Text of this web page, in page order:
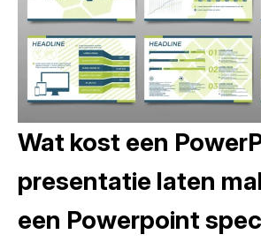
Wat kost een
presentatie laten
een Powerpoint